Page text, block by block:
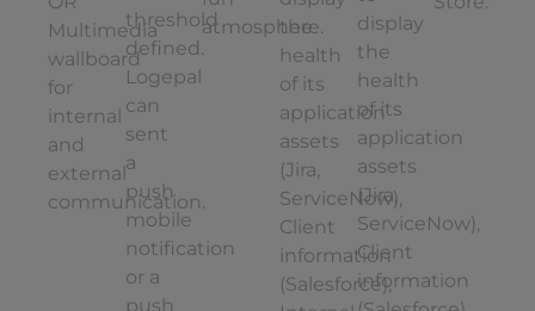
Multimedia
wallboard
for
internal
and
external
communication.
threshold
defined.
Logepal
can
sent
a
push
mobile
notification
or a
push
atmosphere.
the
health
of its
application
assets
(Jira,
ServiceNow),
Client
information
(Salesforce),
display
the
health
of its
application
assets
(Jira,
ServiceNow),
Client
information